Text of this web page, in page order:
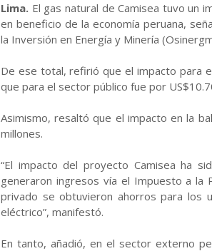
Lima. El gas natural de Camisea tuvo un
en beneficio de la economía peruana,
la Inversión en Energía y Minería
De ese total, refirió que el impacto para
que para el sector público fue por
Asimismo, resaltó que el impacto en la
millones.
“El impacto del proyecto Camisea ha
generaron ingresos vía el Impuesto a la
privado se obtuvieron ahorros para los
eléctrico”, manifestó.
En tanto, añadió, en el sector externo